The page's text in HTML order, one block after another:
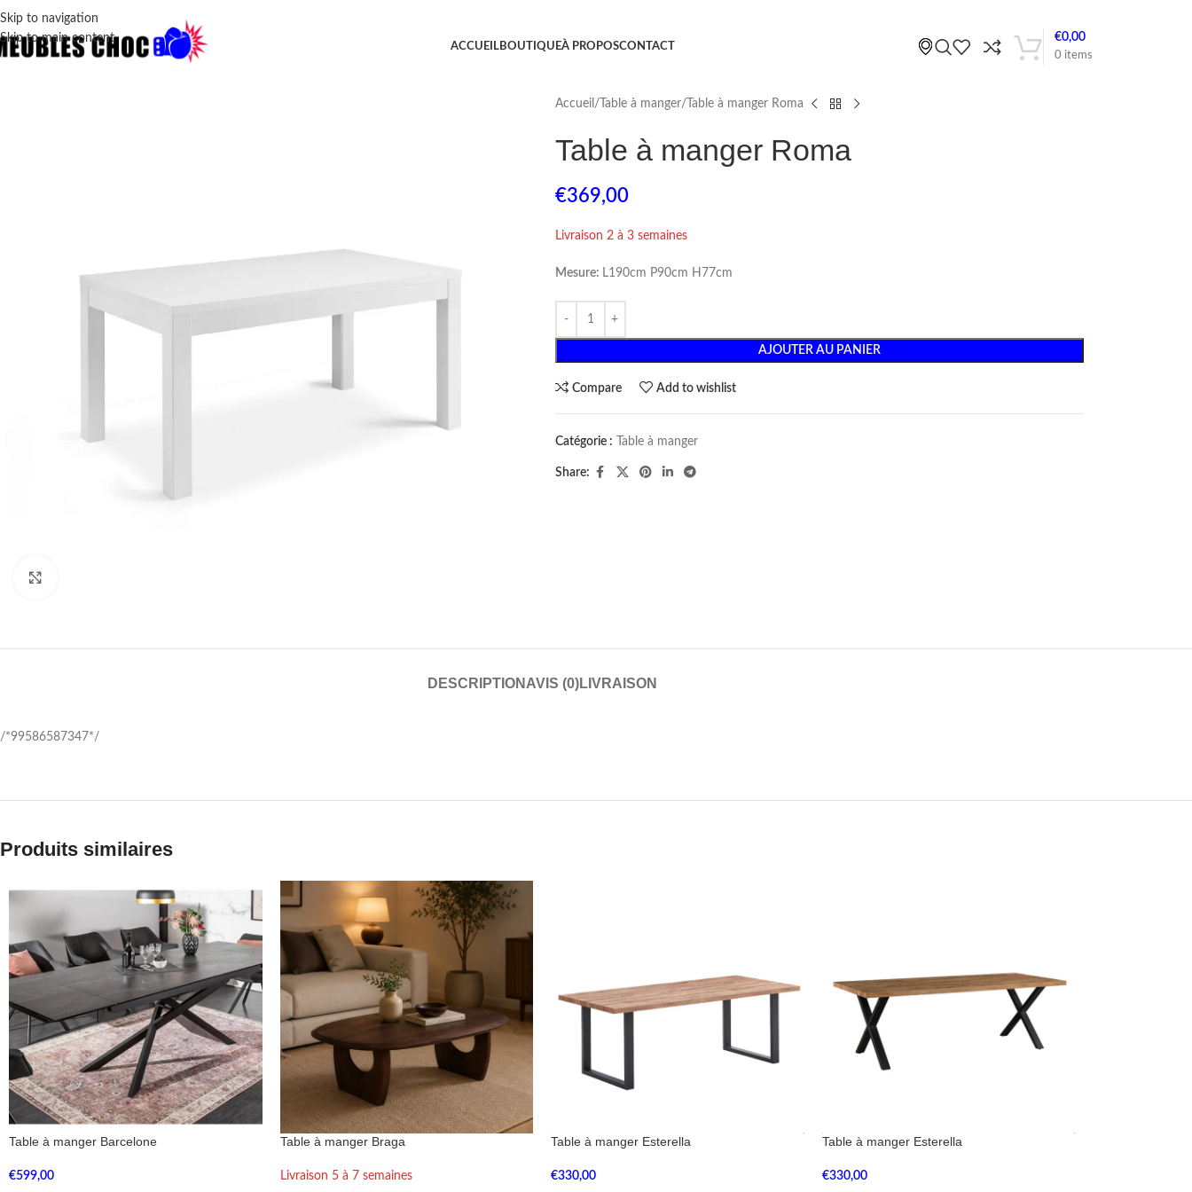
Skip to navigation
Skip to main content
ACCUEILBOUTIQUEÀ PROPOSCONTACT
0 items
€0,00
Accueil Table à manger Table à manger Roma
Table à manger Roma
€369,00
Livraison 2 à 3 semaines
Mesure: L190cm P90cm H77cm
AJOUTER AU PANIER
Compare Add to wishlist
Catégorie : Table à manger
Share:
DESCRIPTION AVIS (0)LIVRAISON
/*99586587347*/
Produits similaires
Table à manger Barcelone
€599,00
Table à manger Braga
Livraison 5 à 7 semaines
Table à manger Esterella
€330,00
Table à manger Esterella
€330,00